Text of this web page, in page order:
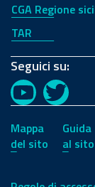
CGA Regione
TAR
Seguici su:
YouTubeTwitter
Mappa
del sito
Guida
al sito